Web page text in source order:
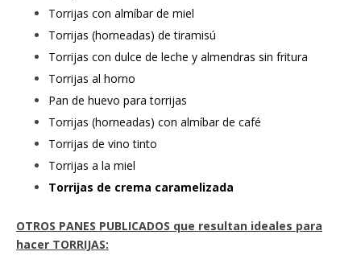
Torrijas con almíbar de miel
Torrijas (horneadas) de tiramisú
Torrijas con dulce de leche y almendras sin fritura
Torrijas al horno
Pan de huevo para torrijas
Torrijas (horneadas) con almíbar de café
Torrijas de vino tinto
Torrijas a la miel
Torrijas de crema caramelizada
OTROS PANES PUBLICADOS que resultan ideales para
hacer TORRIJAS: